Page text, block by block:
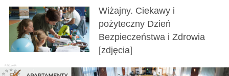
Wiżajny. Ciekawy i
pożyteczny Dzień
Bezpieczeństwa i Zdrowia
[zdjęcia]